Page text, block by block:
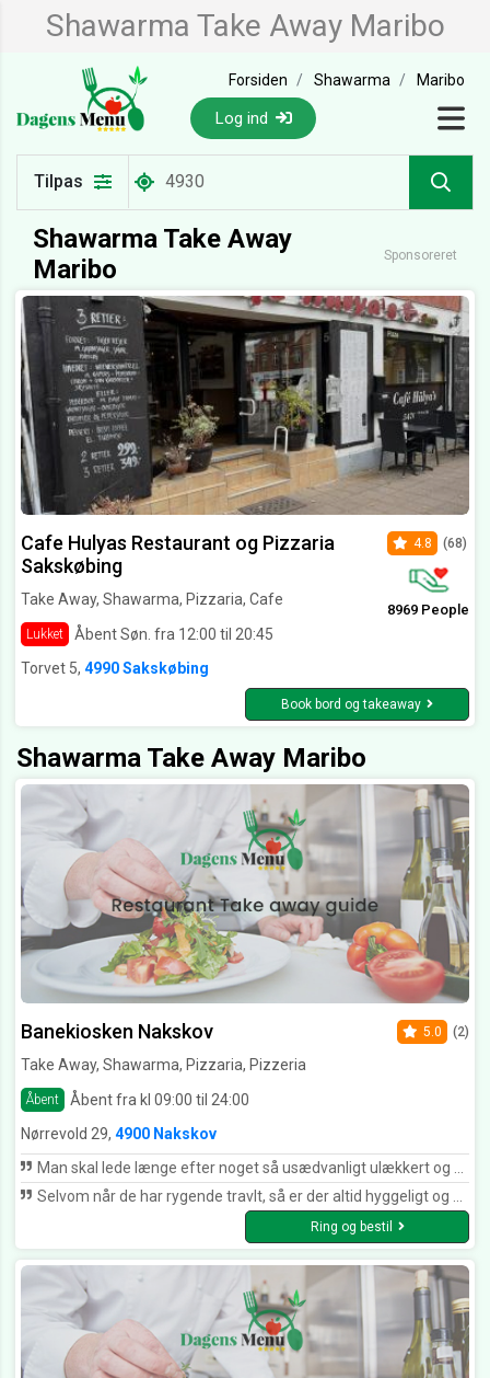
Shawarma Take Away Maribo
Forsiden Shawarma Maribo
Log ind
Tilpas
Shawarma Take Away
Maribo
Sponsoreret
Cafe Hulyas Restaurant og Pizzaria
Sakskøbing
Take Away, Shawarma, Pizzaria, Cafe
Lukket Åbent Søn. fra 12:00 til 20:45
4.8 (68)
8969 People
Torvet 5, 4990 Sakskøbing
Book bord og takeaway
Shawarma Take Away Maribo
Banekiosken Nakskov
Take Away, Shawarma, Pizzaria, Pizzeria
Åbent Åbent fra kl 09:00 til 24:00
5.0 (2)
Nørrevold 29, 4900 Nakskov
Man skal lede længe efter noget så usædvanligt ulækkert og snusket som Banekiosken i Nakskov. Menuen ser ok ud og prisen også, men Holy fuck, det mad de slinger over disken kan slå en død hest ihjel. Deres koncept af en salat består af noget det ligner dag gammelt genbrug. Seriøst, min kæreste spiser ikke dressing med der var deressing på tomaterne og agurkerne, underligt ikke?? Hold jer langt væk fra den skumle pizza koisk i Nakskov.
Selvom når de har rygende travlt, så er der altid hyggeligt og deres hjemmelavede pitabrød med kebab er virkeligt yummy! Og så har de alle mulige drikkevarer, både klassikere og helt eksotiske. Banekioskens café kan klart anbefales!
Ring og bestil